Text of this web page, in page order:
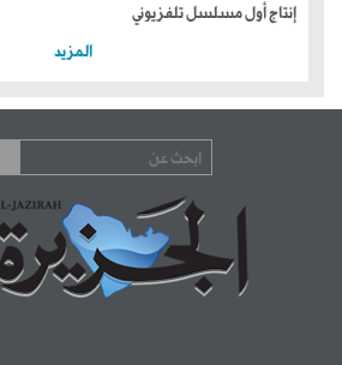
إنتاج أول مسلسل تلفزيوني
المزيد